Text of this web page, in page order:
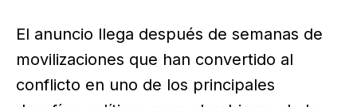
El anuncio llega después de semanas de
movilizaciones que han convertido al
conflicto en uno de los principales